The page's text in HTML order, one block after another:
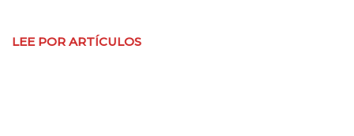
LEE POR ARTÍCULOS